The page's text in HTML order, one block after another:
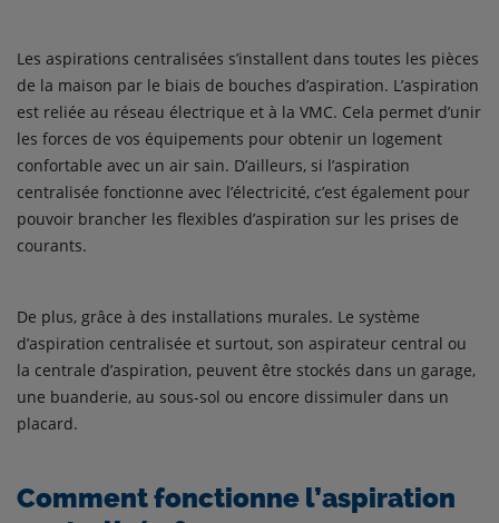
Les aspirations centralisées s’installent dans toutes les pièces
de la maison par le biais de bouches d’aspiration. L’aspiration
est reliée au réseau électrique et à la VMC. Cela permet d’unir
les forces de vos équipements pour obtenir un logement
confortable avec un air sain. D’ailleurs, si l’aspiration
centralisée fonctionne avec l’électricité, c’est également pour
pouvoir brancher les flexibles d’aspiration sur les prises de
courants.
De plus, grâce à des installations murales. Le système
d’aspiration centralisée et surtout, son aspirateur central ou
la centrale d’aspiration, peuvent être stockés dans un garage,
une buanderie, au sous-sol ou encore dissimuler dans un
placard.
Comment fonctionne l’aspiration